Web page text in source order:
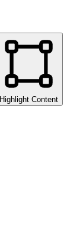
Highlight Content